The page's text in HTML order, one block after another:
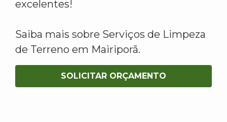
excelentes!
Saiba mais sobre Serviços de Limpeza
de Terreno em Mairiporã.
SOLICITAR ORÇAMENTO